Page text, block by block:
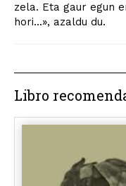
zela. Eta gaur egun
hori...», azaldu du.
Libro